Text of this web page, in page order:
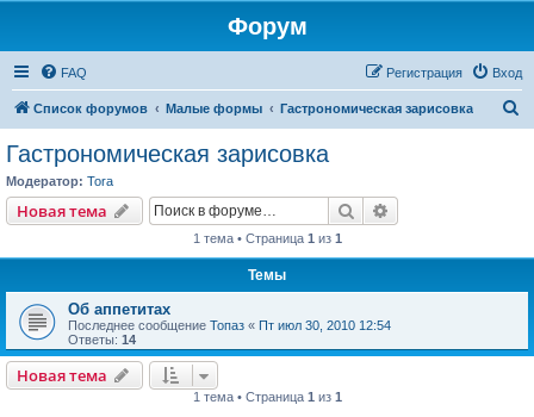
Форум
FAQ Вход
Регистрация
Список форумов Малые формы Гастрономическая зарисовка
Гастрономическая зарисовка
Модератор: Tora
Новая тема Поиск
1 тема • Страница 1 из 1
Темы
Об аппетитах
Последнее сообщение Топаз « Пт июл 30, 2010 12:54
Ответы: 14
Новая тема
1 тема • Страница 1 из 1